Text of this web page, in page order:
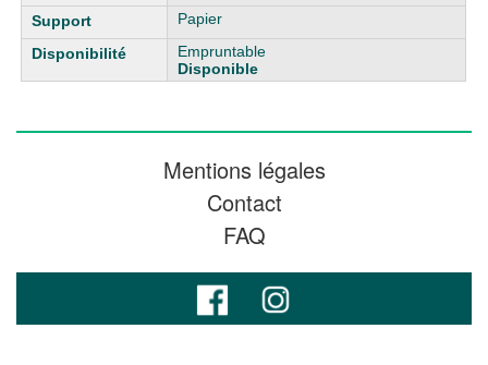
Papier
Empruntable
Disponible
Mentions légales
Contact
FAQ